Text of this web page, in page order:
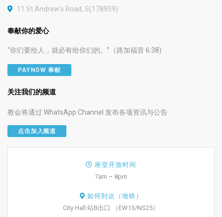
11 St Andrew’s Road, S(178959)
奉献你的爱心
“你们要给人，就必有给你们的。”（路加福音 6:38)
PAYNOW 奉献
关注我们的频道
教会将通过 WhatsApp Channel 发布各项资讯与公告
点击加入频道
座堂开放时间
7am – 8pm
如何到达（地铁）
City Hall 站B出口 （EW13/NS25）